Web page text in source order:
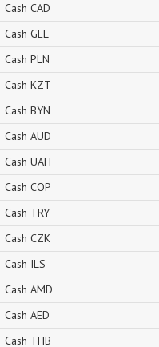
Cash CAD
Cash GEL
Cash PLN
Cash KZT
Cash BYN
Cash AUD
Cash UAH
Cash COP
Cash TRY
Cash CZK
Cash ILS
Cash AMD
Cash AED
Cash THB